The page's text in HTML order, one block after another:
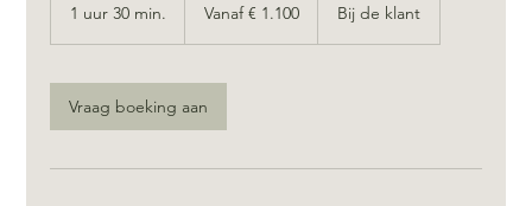
1 uur 30 min.
3
0
m
n
euroVanaf € 1.100 Bij de klant
Vraag boeking aan